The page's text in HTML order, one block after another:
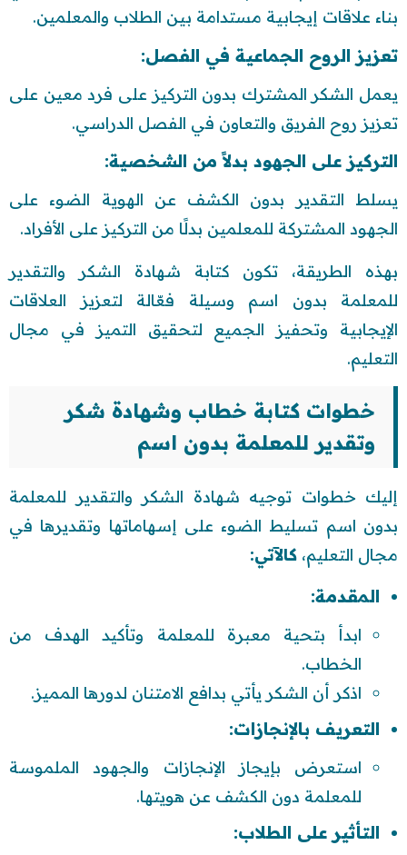
بناء علاقات إيجابية مستدامة بين الطلاب والمعلمين.
تعزيز الروح الجماعية في الفصل:
يعمل الشكر المشترك بدون التركيز على فرد معين على
تعزيز روح الفريق والتعاون في الفصل الدراسي.
التركيز على الجهود بدلاً من الشخصية:
يسلط التقدير بدون الكشف عن الهوية الضوء على
الجهود المشتركة للمعلمين بدلًا من التركيز على الأفراد.
بهذه الطريقة، تكون كتابة شهادة الشكر والتقدير
للمعلمة بدون اسم وسيلة فعّالة لتعزيز العلاقات
الإيجابية وتحفيز الجميع لتحقيق التميز في مجال
التعليم.
خطوات كتابة خطاب وشهادة شكر
وتقدير للمعلمة بدون اسم
إليك خطوات توجيه شهادة الشكر والتقدير للمعلمة
بدون اسم تسليط الضوء على إسهاماتها وتقديرها في
مجال التعليم، كالآتي:
المقدمة:
ابدأ بتحية معبرة للمعلمة وتأكيد الهدف من
الخطاب.
اذكر أن الشكر يأتي بدافع الامتنان لدورها المميز.
التعريف بالإنجازات:
استعرض بإيجاز الإنجازات والجهود الملموسة
للمعلمة دون الكشف عن هويتها.
التأثير على الطلاب: